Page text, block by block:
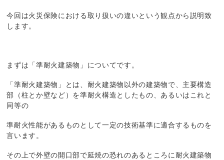
今回は火災保険における取り扱いの違いという観点から説明致
します。
まずは「準耐火建築物」についてです。
「準耐火建築物」とは、耐火建築物以外の建築物で、主要構造
部（柱とか壁など）を準耐火構造としたもの、あるいはこれと
同等の
準耐火性能があるものとして一定の技術基準に適合するものを
言います。
その上で外壁の開口部で延焼の恐れのあるところに耐火建築物